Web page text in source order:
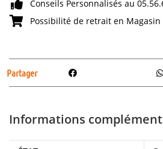
Conseils Personnalisés au
Possibilité de retrait en Magasin
Partager
Informations